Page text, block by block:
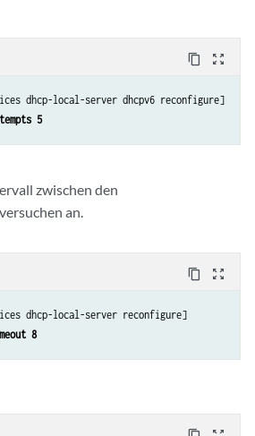
content_copy zoom_out_map
dhcp-local-server dhcpv6 reconfigure]
5
zwischen den
an.
content_copy zoom_out_map
dhcp-local-server reconfigure]
8